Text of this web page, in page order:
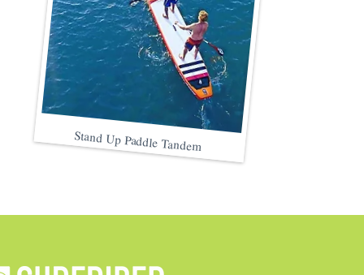
Stand Up Paddle Tandem